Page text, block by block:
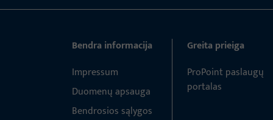
Bendra informacija
Impressum
Duomenų apsauga
Bendrosios sąlygos
Greita prieiga
ProPoint paslaugų
portalas